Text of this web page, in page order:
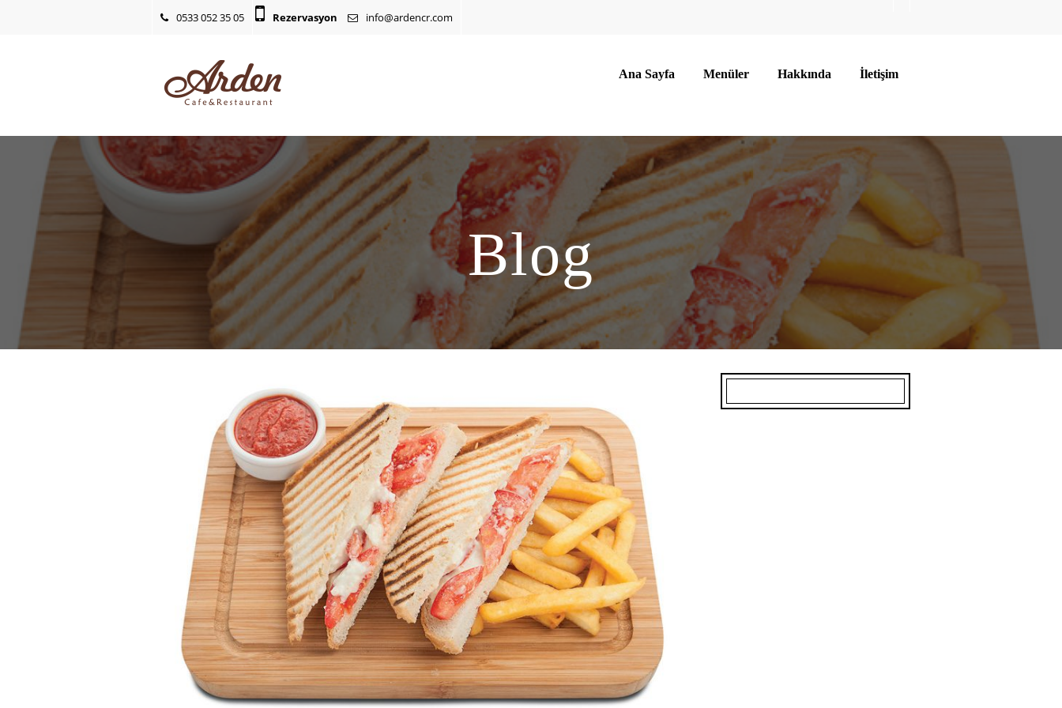
0533 052 35 05 Rezervasyon info@ardencr.com
Ana Sayfa Menüler Hakkında İletişim
Blog